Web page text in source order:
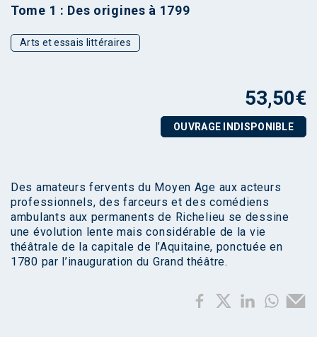
Tome 1 : Des origines à 1799
Arts et essais littéraires
53,50€
OUVRAGE INDISPONIBLE
Des amateurs fervents du Moyen Age aux acteurs
professionnels, des farceurs et des comédiens
ambulants aux permanents de Richelieu se dessine
une évolution lente mais considérable de la vie
théâtrale de la capitale de l’Aquitaine, ponctuée en
1780 par l’inauguration du Grand théâtre.